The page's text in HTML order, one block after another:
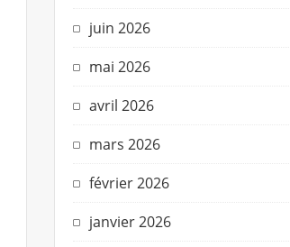
juin 2026
mai 2026
avril 2026
mars 2026
février 2026
janvier 2026